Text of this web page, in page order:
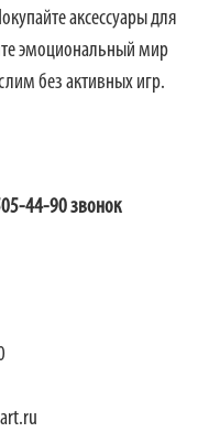
аксессуары для
эмоциональный мир
без активных игр.
44-90 звонок